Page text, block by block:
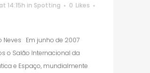
14:15h in Spotting 0 Likes
Neves Em junho de 2007
o Salão Internacional da
e Espaço, mundialmente